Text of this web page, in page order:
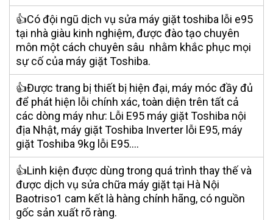
👍Có đội ngũ dịch vụ sửa máy giặt toshiba lỗi e95
tại nhà giàu kinh nghiệm, được đào tạo chuyên
môn một cách chuyên sâu nhằm khắc phục mọi
sự cố của máy giặt Toshiba.
👍Được trang bị thiết bị hiện đại, máy móc đầy đủ
để phát hiện lỗi chính xác, toàn diện trên tất cả
các dòng máy như: Lỗi E95 máy giặt Toshiba nội
địa Nhật, máy giặt Toshiba Inverter lỗi E95, máy
giặt Toshiba 9kg lỗi E95….
👍Linh kiện được dùng trong quá trình thay thế và
được dịch vụ sửa chữa máy giặt tại Hà Nội
Baotriso1 cam kết là hàng chính hãng, có nguồn
gốc sản xuất rõ ràng.